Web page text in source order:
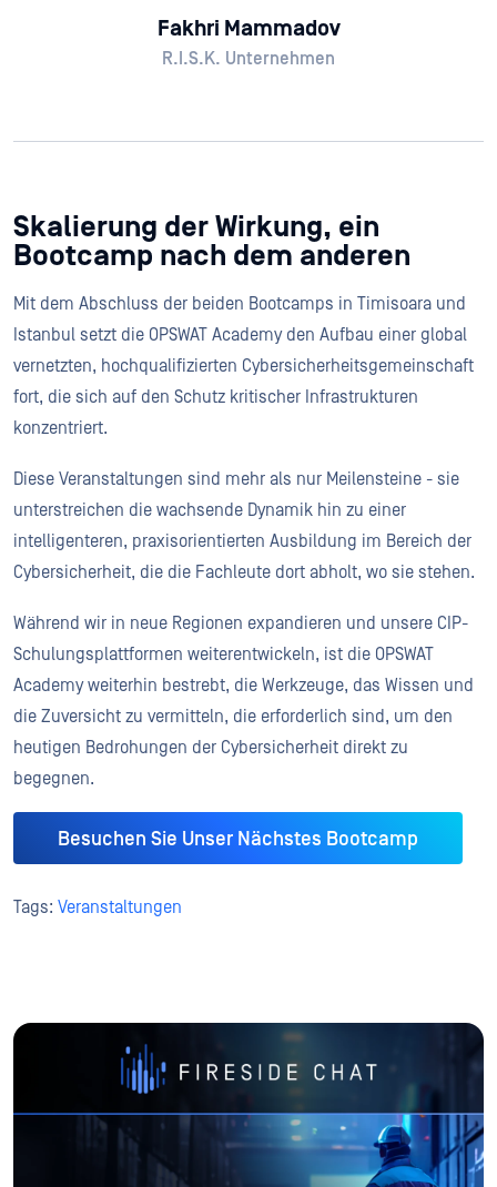
Fakhri Mammadov
R.I.S.K. Unternehmen
Skalierung der Wirkung, ein
Bootcamp nach dem anderen
Mit dem Abschluss der beiden Bootcamps in Timisoara und
Istanbul setzt die OPSWAT Academy den Aufbau einer global
vernetzten, hochqualifizierten Cybersicherheitsgemeinschaft
fort, die sich auf den Schutz kritischer Infrastrukturen
konzentriert.
Diese Veranstaltungen sind mehr als nur Meilensteine - sie
unterstreichen die wachsende Dynamik hin zu einer
intelligenteren, praxisorientierten Ausbildung im Bereich der
Cybersicherheit, die die Fachleute dort abholt, wo sie stehen.
Während wir in neue Regionen expandieren und unsere CIP-
Schulungsplattformen weiterentwickeln, ist die OPSWAT
Academy weiterhin bestrebt, die Werkzeuge, das Wissen und
die Zuversicht zu vermitteln, die erforderlich sind, um den
heutigen Bedrohungen der Cybersicherheit direkt zu
begegnen.
Besuchen Sie Unser Nächstes Bootcamp
Tags: Veranstaltungen